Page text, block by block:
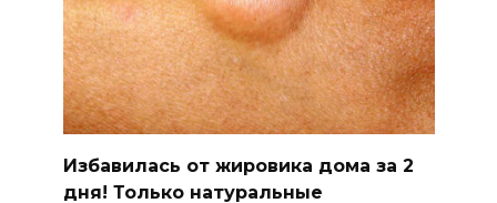
Избавилась от жировика дома за 2
дня! Только натуральные